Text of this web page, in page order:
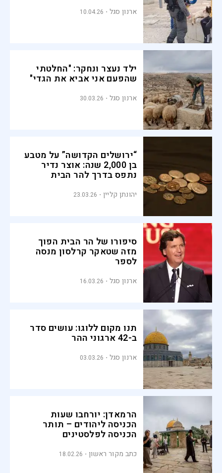
ארנון סגל 10.04.26
ילד נעצר ונחקר: "החלטתי
שהפעם אני אביא את הגדי"
ארנון סגל 30.03.26
“ירושלים הקדושה” על מטבע
בן 2,000 שנה: אוצר נדיר
נתפס בדרך להר הבית
יהונתן קליין 23.03.26
סיפורו של הר הבית הפוך
מזה שטאקר קרלסון מנסה
לספר
ארנון סגל 16.03.26
תנו מקום ללוגו: עושים סדר
ב-42 ארגוני ההר
ארנון סגל 03.03.26
הרמאדן: יורחבו שעות
הכניסה ליהודים – תותר
הכניסה לפלסטינים
כתב מקור ראשון 18.02.26